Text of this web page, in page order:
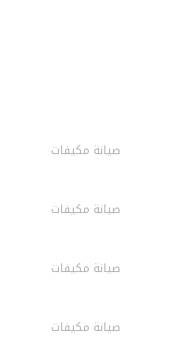
صيانة مكيفات
صيانة مكيفات
صيانة مكيفات
صيانة مكيفات